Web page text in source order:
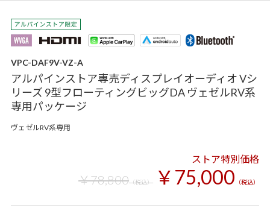
VPC-DAF9V-VZ-A
アルパインストア専売ディスプレイオーディオ Vシ
リーズ 9型フローティングビッグDA ヴェゼルRV系
専用パッケージ
ヴェゼルRV系専用
ストア特別価格
￥78,800（税込） ￥75,000 （税込）